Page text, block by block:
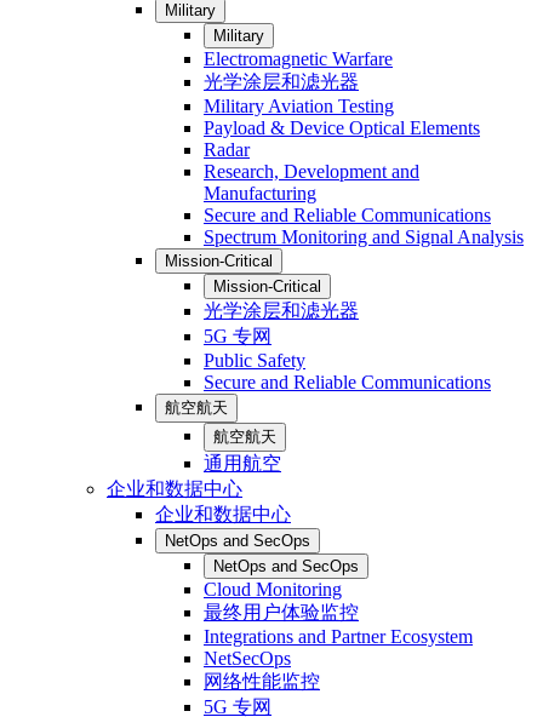
Military
Military
Electromagnetic Warfare
光学涂层和滤光器
Military Aviation Testing
Payload & Device Optical Elements
Radar
Research, Development and
Manufacturing
Secure and Reliable Communications
Spectrum Monitoring and Signal Analysis
Mission-Critical
Mission-Critical
光学涂层和滤光器
5G 专网
Public Safety
Secure and Reliable Communications
航空航天
航空航天
通用航空
企业和数据中心
企业和数据中心
NetOps and SecOps
NetOps and SecOps
Cloud Monitoring
最终用户体验监控
Integrations and Partner Ecosystem
NetSecOps
网络性能监控
5G 专网